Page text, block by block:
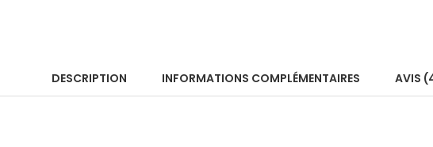
DESCRIPTION INFORMATIONS COMPLÉMENTAIRES AVIS